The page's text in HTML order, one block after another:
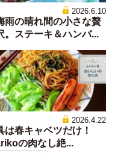
2026.6.10
雨の晴れ間の小さな贅
。ステーキ＆ハンバ...
2026.4.22
は春キャベツだけ！
の肉なし絶...